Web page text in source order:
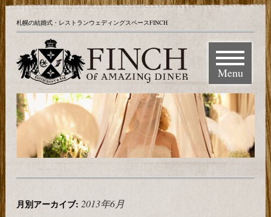
札幌の結婚式・レストランウェディングスペースFINCH
Menu
月別アーカイブ: 2013年6月